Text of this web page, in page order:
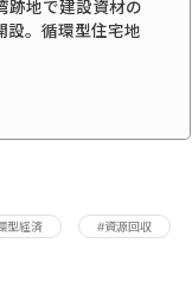
跡地で建設資材の
設。循環型住宅地
型経済 #資源回収